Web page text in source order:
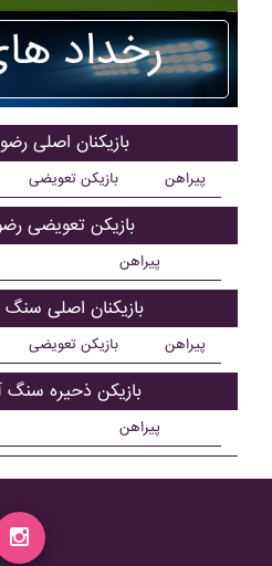
رخداد
بازیکنان اصلی
بازیکن تعویضی پیراهن
بازیکن تعویضی
پیراهن
بازیکنان اصلی
بازیکن تعویضی پیراهن
بازیکن ذحیره سنگ
پیراهن